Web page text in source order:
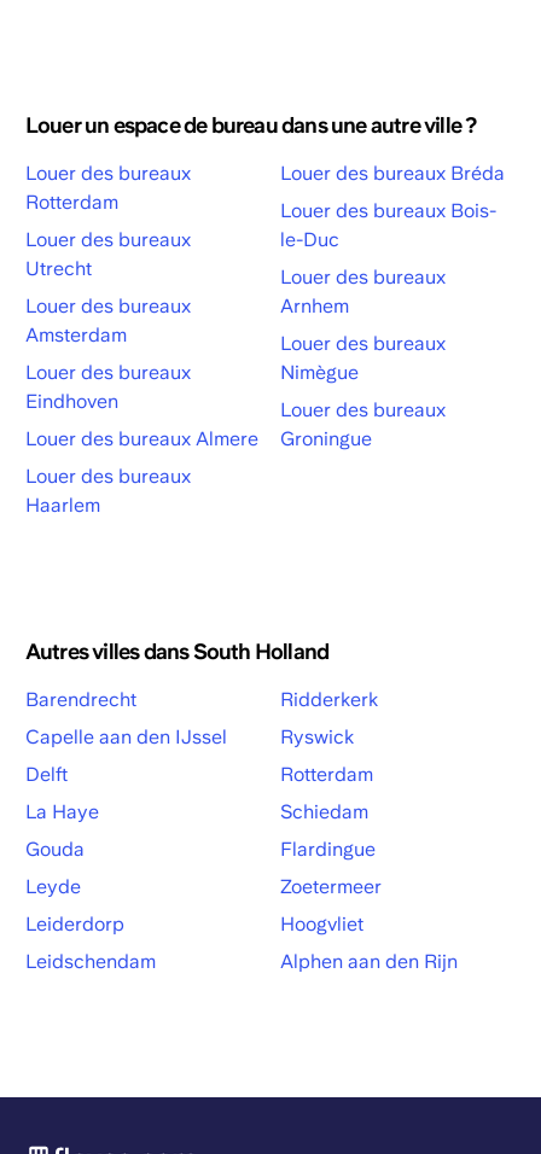
Louer un espace de bureau dans une autre ville ?
Louer des bureaux
Rotterdam
Louer des bureaux
Utrecht
Louer des bureaux
Amsterdam
Louer des bureaux
Eindhoven
Louer des bureaux Almere
Louer des bureaux
Haarlem
Louer des bureaux Bréda
Louer des bureaux Bois-
le-Duc
Louer des bureaux
Arnhem
Louer des bureaux
Nimègue
Louer des bureaux
Groningue
Autres villes dans South Holland
Barendrecht
Capelle aan den IJssel
Delft
La Haye
Gouda
Leyde
Leiderdorp
Leidschendam
Ridderkerk
Ryswick
Rotterdam
Schiedam
Flardingue
Zoetermeer
Hoogvliet
Alphen aan den Rijn